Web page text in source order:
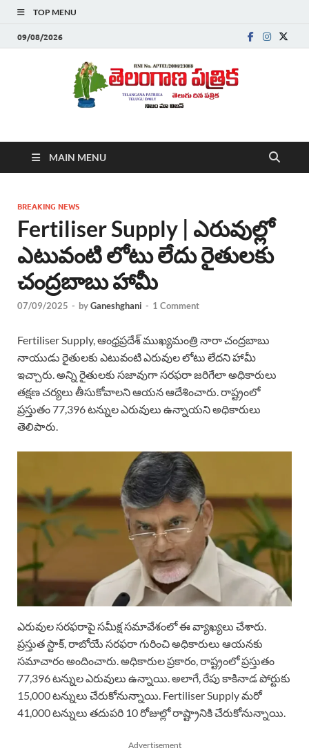
TOP MENU
09/08/2026
Telanganapatrika
,Latest Telangana News, Rajanna Sircilla News, Telangana
Breaking News, Telugu Newspaper Online, Today Telugu News,
తెలుగు వార్తలు , బ్రేకింగ్ న్యూస్ తెలుగులో , తెలంగాణ లో తాజా అప్‌డేట్స్ ,
తెలుగు న్యూస్ పేపర్
MAIN MENU
BREAKING NEWS
Fertiliser Supply | ఎరువుల్లో
ఎటువంటి లోటు లేదు రైతులకు
చంద్రబాబు హామీ
07/09/2025 - byGaneshghani - 1 Comment
Fertiliser Supply, ఆంధ్రప్రదేశ్ ముఖ్యమంత్రి నారా చంద్రబాబు
నాయుడు రైతులకు ఎటువంటి ఎరువుల లోటు లేదని హామీ
ఇచ్చారు. అన్ని రైతులకు సజావుగా సరఫరా జరిగేలా అధికారులు
తక్షణ చర్యలు తీసుకోవాలని ఆయన ఆదేశించారు. రాష్ట్రంలో
ప్రస్తుతం 77,396 టన్నుల ఎరువులు ఉన్నాయని అధికారులు
తెలిపారు.
ఎరువుల సరఫరాపై సమీక్ష సమావేశంలో ఈ వ్యాఖ్యలు చేశారు.
ప్రస్తుత స్టాక్, రాబోయే సరఫరా గురించి అధికారులు ఆయనకు
సమాచారం అందించారు. అధికారుల ప్రకారం, రాష్ట్రంలో ప్రస్తుతం
77,396 టన్నుల ఎరువులు ఉన్నాయి. అలాగే, రేపు కాకినాడ పోర్టుకు
15,000 టన్నులు చేరుకోనున్నాయి. Fertiliser Supply మరో
41,000 టన్నులు తదుపరి 10 రోజుల్లో రాష్ట్రానికి చేరుకోనున్నాయి.
Advertisement